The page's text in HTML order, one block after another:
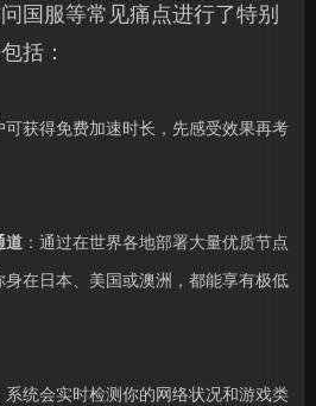
国服等常见痛点进行了特别
括：
可获得免费加速时长，先感受效果再考
道：通过在世界各地部署大量优质节点
在日本、美国或澳洲，都能享有极低
系统会实时检测你的网络状况和游戏类